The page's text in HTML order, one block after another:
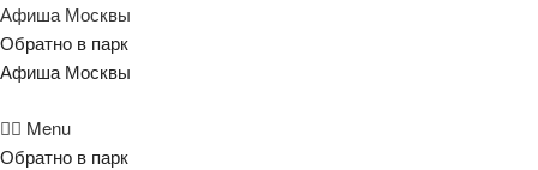
Афиша Москвы
Обратно в парк
Афиша Москвы
Menu
Обратно в парк